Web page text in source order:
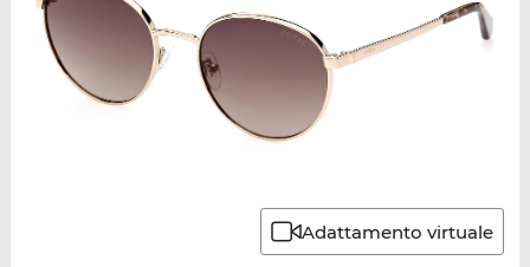
Adattamento virtuale